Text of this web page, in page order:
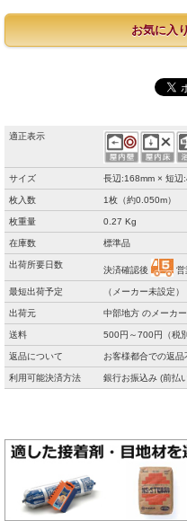
お気に入
適正表示
サイズ 長辺:168mm × 短辺
枚入数 1枚（約0.050m）
枚重量 0.27 Kg
在庫数 標準品
出荷所要日数
決済確認後 営
最短出荷予定 （メーカー未設定）
出荷元 中部地方 のメーカ
送料 500円～700円（税
返品について お客様都合での返品
利用可能決済方法 銀行お振込み (前払